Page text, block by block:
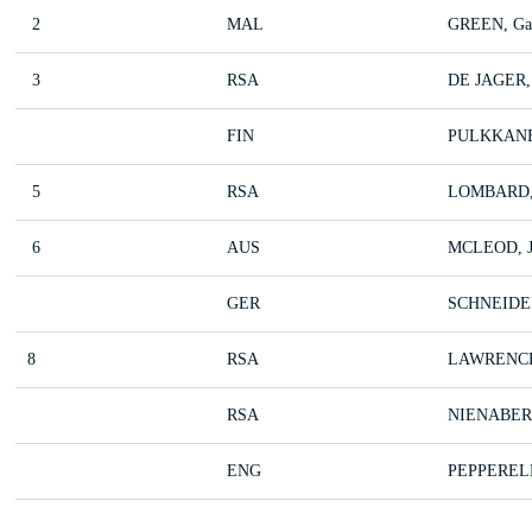
2 MAL GREEN,
3 RSA DE
FIN
5 RSA
6 AUS MCLEOD,
GER
8 RSA
RSA
ENG